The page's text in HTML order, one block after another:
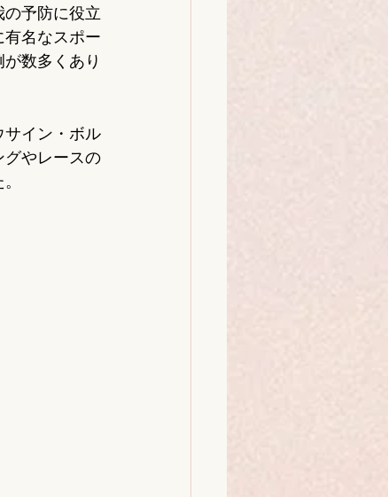
予防に役立
名なスポー
数多くあり
イン・ボル
グやレースの